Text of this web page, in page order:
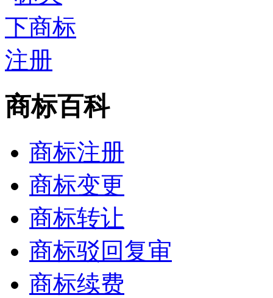
商标百科
商标注册
商标变更
商标转让
商标驳回复审
商标续费